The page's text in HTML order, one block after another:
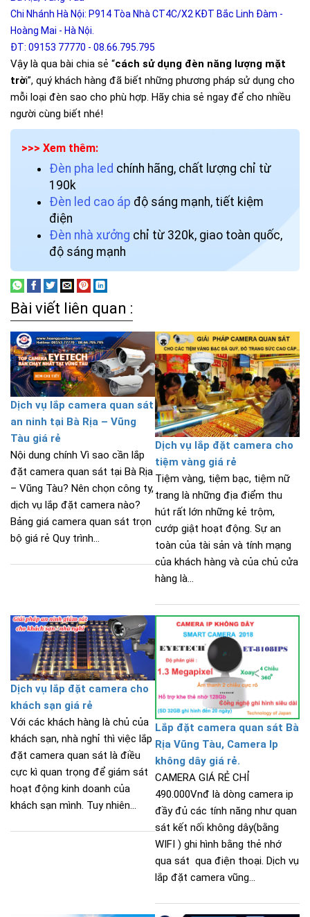
Chi Nhánh Hà Nội: P914 Tòa Nhà CT4C/X2 KĐT Bắc Linh Đàm -
Hoàng Mai - Hà Nội.
ĐT: 09153 77770 - 08.66.795.795
Vậy là qua bài chia sẻ “cách sử dụng đèn năng lượng mặt
trời”, quý khách hàng đã biết những phương pháp sử dụng cho
mỗi loại đèn sao cho phù hợp. Hãy chia sẻ ngay để cho nhiều
người cùng biết nhé!
>>> Xem thêm:
Đèn pha led chính hãng, chất lượng chỉ từ
190k
Đèn led cao áp độ sáng mạnh, tiết kiệm
điện
Đèn nhà xưởng chỉ từ 320k, giao toàn quốc,
độ sáng mạnh
Bài viết liên quan :
Dịch vụ lắp camera quan sát
an ninh tại Bà Rịa – Vũng
Tàu giá rẻ
Nội dung chính Vì sao cần lắp
đặt camera quan sát tại Bà Rịa
– Vũng Tàu? Nên chọn công ty,
dịch vụ lắp đặt camera nào?
Bảng giá camera quan sát trọn
bộ giá rẻ Quy trình...
Dịch vụ lắp đặt camera cho
tiệm vàng giá rẻ
Tiệm vàng, tiệm bạc, tiệm nữ
trang là những địa điểm thu
hút rất lớn những kẻ trộm,
cướp giật hoạt động. Sự an
toàn của tài sản và tính mạng
của khách hàng và của chủ cửa
hàng là...
Dịch vụ lắp đặt camera cho
khách sạn giá rẻ
Với các khách hàng là chủ của
khách sạn, nhà nghỉ thì việc lắp
đặt camera quan sát là điều
cực kì quan trọng để giám sát
hoạt động kinh doanh của
khách sạn mình. Tuy nhiên...
Lắp đặt camera quan sát Bà
Rịa Vũng Tàu, Camera Ip
không dây giá rẻ.
CAMERA GIÁ RẺ CHỈ
490.000Vnđ là dòng camera ip
đầy đủ các tính năng như quan
sát kết nối không dây(bằng
WIFI ) ghi hình bằng thẻ nhớ
qua sát qua điện thoại. Dịch vụ
lắp đặt camera vũng...